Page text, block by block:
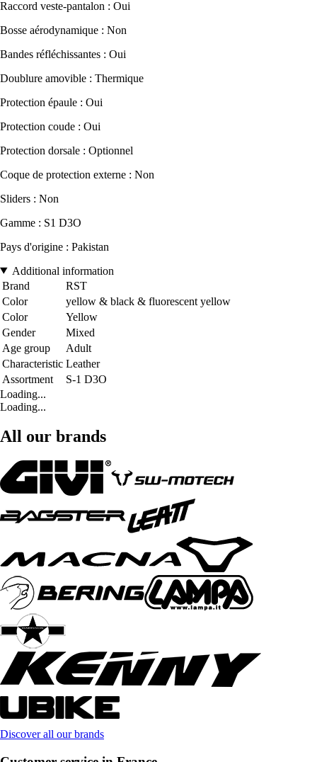
Raccord veste-pantalon : Oui
Bosse aérodynamique : Non
Bandes réfléchissantes : Oui
Doublure amovible : Thermique
Protection épaule : Oui
Protection coude : Oui
Protection dorsale : Optionnel
Coque de protection externe : Non
Sliders : Non
Gamme : S1 D3O
Pays d'origine : Pakistan
Additional information
Brand
RST
Color
yellow & black & fluorescent yellow
Color
Yellow
Gender
Mixed
Age group
Adult
Characteristic Leather
Assortment
S-1 D3O
Loading...
Loading...
All our brands
Discover all our brands